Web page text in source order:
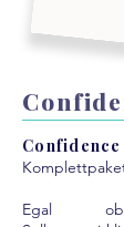
Confidence
Egal